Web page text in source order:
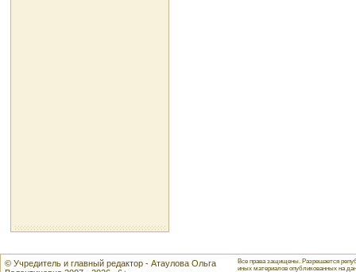
© Учредитель и главный редактор - Атаулова Ольга
Все права защищены. Разрешается
иных материалов опубликованных на